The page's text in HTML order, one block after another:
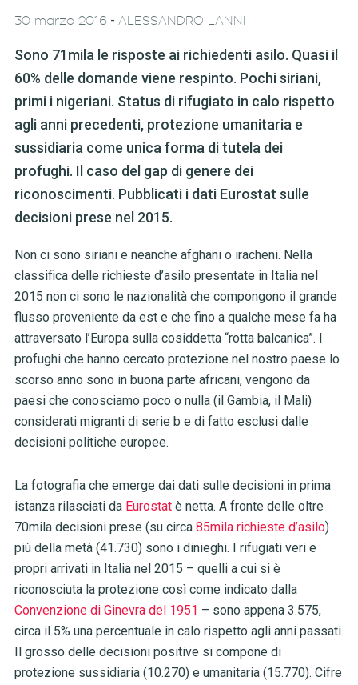
30 marzo 2016- ALESSANDRO LANNI
Sono 71mila le risposte ai richiedenti asilo. Quasi il
60% delle domande viene respinto. Pochi siriani,
primi i nigeriani. Status di rifugiato in calo rispetto
agli anni precedenti, protezione umanitaria e
sussidiaria come unica forma di tutela dei
profughi. Il caso del gap di genere dei
riconoscimenti. Pubblicati i dati Eurostat sulle
decisioni prese nel 2015.
Non ci sono siriani e neanche afghani o iracheni. Nella
classifica delle richieste d’asilo presentate in Italia nel
2015 non ci sono le nazionalità che compongono il grande
flusso proveniente da est e che fino a qualche mese fa ha
attraversato l’Europa sulla cosiddetta “rotta balcanica”. I
profughi che hanno cercato protezione nel nostro paese lo
scorso anno sono in buona parte africani, vengono da
paesi che conosciamo poco o nulla (il Gambia, il Mali)
considerati migranti di serie b e di fatto esclusi dalle
decisioni politiche europee.
La fotografia che emerge dai dati sulle decisioni in prima
istanza rilasciati da Eurostatè netta. A fronte delle oltre
70mila decisioni prese (su circa 85mila richieste d’asilo)
più della metà (41.730) sono i dinieghi. I rifugiati veri e
propri arrivati in Italia nel 2015 – quelli a cui si è
riconosciuta la protezione così come indicato dalla
Convenzione di Ginevra del 1951 – sono appena 3.575,
circa il 5% una percentuale in calo rispetto agli anni passati.
Il grosso delle decisioni positive si compone di
protezione sussidiaria (10.270) e umanitaria (15.770). Cifre